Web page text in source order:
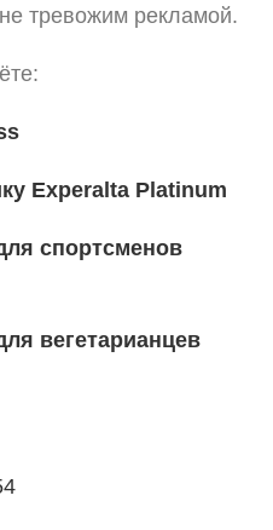
тревожим рекламой.
Experalta Platinum
спортсменов
вегетарианцев